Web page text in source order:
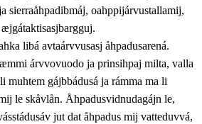
sierraåhpadibmáj, oahppijárvustallamij,
libá avtaárvvusasj åhpadusarená.
árvvovuodo ja prinsihpaj milta, valla
muhtem gájbbádusá ja rámma ma li
le skåvlån. Åhpadusvidnudagájn le,
jut dat åhpadus mij vatteduvvá,